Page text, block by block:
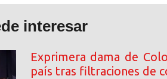
interesar
Exprimera dama de
país tras filtraciones de